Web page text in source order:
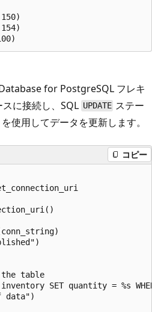
for PostgreSQL フレキ
に接続し、SQL UPDATE ステー
使用してデータを更新します。
コピー
the table
inventory SET quantity = %s
data")